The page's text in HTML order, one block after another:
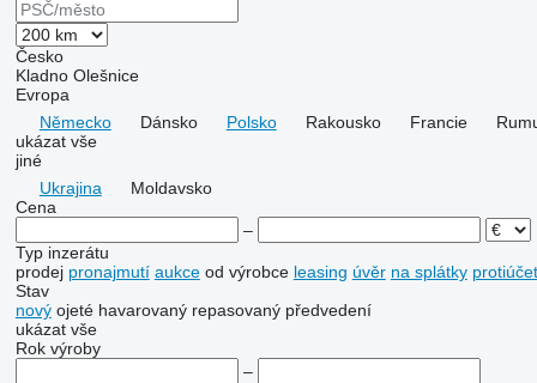
Česko
Kladno Olešnice
Evropa
Německo
Dánsko Polsko Rakousko Francie
ukázat vše
jiné
Ukrajina
Moldavsko
Cena
–
Typ inzerátu
prodej pronajmutí aukce od výrobce leasing úvěr na splátky
Stav
nový ojeté havarovaný repasovaný předvedení
ukázat vše
Rok výroby
–